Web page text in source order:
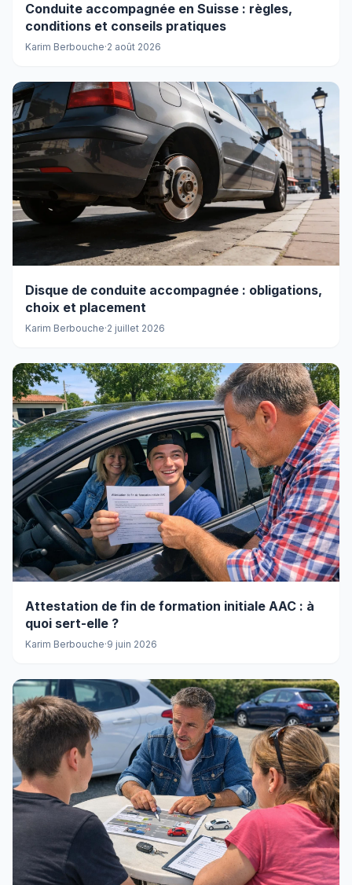
Conduite accompagnée en Suisse : règles,
conditions et conseils pratiques
Karim Berbouche·2 août 2026
Disque de conduite accompagnée : obligations,
choix et placement
Karim Berbouche·2 juillet 2026
Attestation de fin de formation initiale AAC : à
quoi sert-elle ?
Karim Berbouche·9 juin 2026